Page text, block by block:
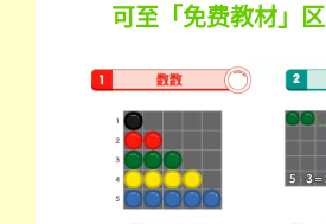
可至「免费教材」